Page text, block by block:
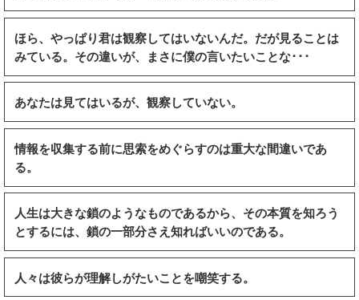
ほら、やっぱり君は観察してはいないんだ。だが見ることは
みている。その違いが、まさに僕の言いたいことな･･･
あなたは見てはいるが、観察していない。
情報を収集する前に思索をめぐらすのは重大な間違いであ
る。
人生は大きな鎖のようなものであるから、その本質を知ろう
とするには、鎖の一部分さえ知ればいいのである。
人々は彼らが理解しがたいことを嘲笑する。